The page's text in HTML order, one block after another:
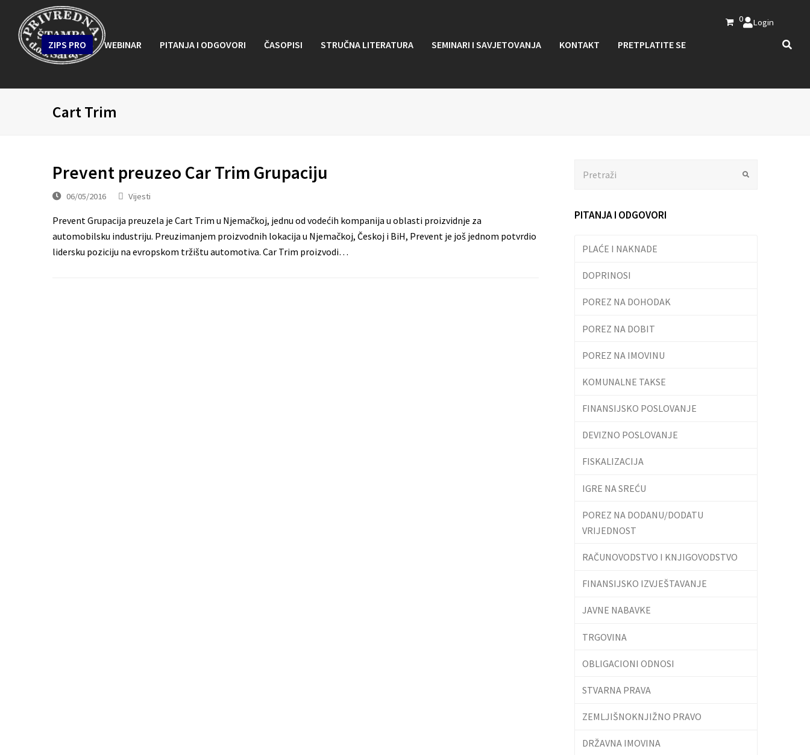
0 Login
ZIPS PRO WEBINAR PITANJA I ODGOVORI ČASOPISI STRUČNA LITERATURA SEMINARI I SAVJETOVANJA KONTAKT PRETPLATITE SE
Cart Trim
Prevent preuzeo Car Trim Grupaciju
06/05/2016 Vijesti
Prevent Grupacija preuzela je Cart Trim u Njemačkoj, jednu od vodećih kompanija u oblasti proizvidnje za
automobilsku industriju. Preuzimanjem proizvodnih lokacija u Njemačkoj, Českoj i BiH, Prevent je još jednom potvrdio
lidersku poziciju na evropskom tržištu automotiva. Car Trim proizvodi…
PITANJA I ODGOVORI
PLAĆE I NAKNADE
DOPRINOSI
POREZ NA DOHODAK
POREZ NA DOBIT
POREZ NA IMOVINU
KOMUNALNE TAKSE
FINANSIJSKO POSLOVANJE
DEVIZNO POSLOVANJE
FISKALIZACIJA
IGRE NA SREĆU
POREZ NA DODANU/DODATU
VRIJEDNOST
RAČUNOVODSTVO I KNJIGOVODSTVO
FINANSIJSKO IZVJEŠTAVANJE
JAVNE NABAVKE
TRGOVINA
OBLIGACIONI ODNOSI
STVARNA PRAVA
ZEMLJIŠNOKNJIŽNO PRAVO
DRŽAVNA IMOVINA